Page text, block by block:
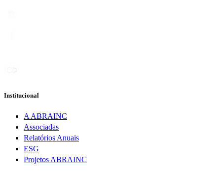
Institucional
A ABRAINC
Associadas
Relatórios Anuais
ESG
Projetos ABRAINC